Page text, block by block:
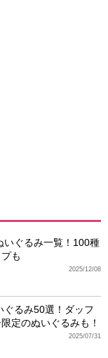
いぐるみ一覧！100種
も
2025/12/08
ぐるみ50選！ダッフ
定のぬいぐるみも！
2025/07/31